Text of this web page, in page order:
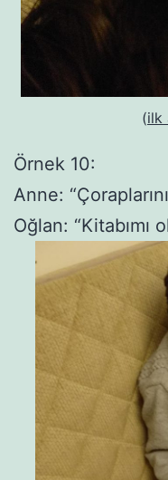
(ilk
Örnek 10:
Anne:
Oğlan: “Kitabımı